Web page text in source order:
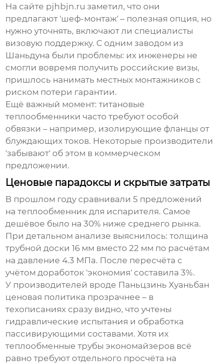
На сайте pjhbjn.ru заметил, что они
предлагают 'шеф-монтаж' – полезная опция, но
нужно уточнять, включают ли специалисты
визовую поддержку. С одним заводом из
Шаньдуна были проблемы: их инженеры не
смогли вовремя получить российские визы,
пришлось нанимать местных монтажников с
риском потери гарантии.
Ещё важный момент: титановые
теплообменники часто требуют особой
обвязки – например, изолирующие фланцы от
блуждающих токов. Некоторые производители
'забывают' об этом в коммерческом
предложении.
Ценовые парадоксы и скрытые затраты
В прошлом году сравнивали 5 предложений
на теплообменник для испарителя. Самое
дешёвое было на 30% ниже среднего рынка.
При детальном анализе выяснилось: толщина
трубной доски 16 мм вместо 22 мм по расчётам
на давление 4.3 МПа. После пересчёта с
учётом доработок 'экономия' составила 3%.
У производителей вроде Паньцзинь Хуаньбан
ценовая политика прозрачнее – в
техописаниях сразу видно, что учтены
гидравлические испытания и обработка
пассивирующими составами. Хотя их
теплообменные трубы экономайзеров всё
равно требуют отдельного просчёта на